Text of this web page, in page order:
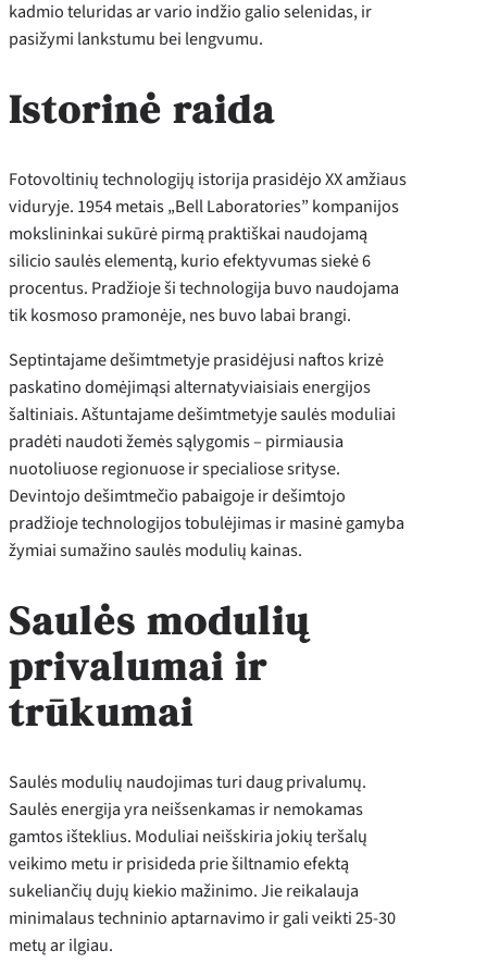
kadmio teluridas ar vario indžio galio selenidas, ir
pasižymi lankstumu bei lengvumu.
Istorinė raida
Fotovoltinių technologijų istorija prasidėjo XX amžiaus
viduryje. 1954 metais „Bell Laboratories” kompanijos
mokslininkai sukūrė pirmą praktiškai naudojamą
silicio saulės elementą, kurio efektyvumas siekė 6
procentus. Pradžioje ši technologija buvo naudojama
tik kosmoso pramonėje, nes buvo labai brangi.
Septintajame dešimtmetyje prasidėjusi naftos krizė
paskatino domėjimąsi alternatyviaisiais energijos
šaltiniais. Aštuntajame dešimtmetyje saulės moduliai
pradėti naudoti žemės sąlygomis – pirmiausia
nuotoliuose regionuose ir specialiose srityse.
Devintojo dešimtmečio pabaigoje ir dešimtojo
pradžioje technologijos tobulėjimas ir masinė gamyba
žymiai sumažino saulės modulių kainas.
Saulės modulių
privalumai ir
trūkumai
Saulės modulių naudojimas turi daug privalumų.
Saulės energija yra neišsenkamas ir nemokamas
gamtos išteklius. Moduliai neišskiria jokių teršalų
veikimo metu ir prisideda prie šiltnamio efektą
sukeliančių dujų kiekio mažinimo. Jie reikalauja
minimalaus techninio aptarnavimo ir gali veikti 25-30
metų ar ilgiau.